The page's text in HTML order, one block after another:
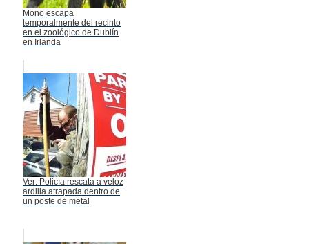
Mono escapa
temporalmente del recinto
en el zoológico de Dublín
en Irlanda
Ver: Policía rescata a veloz
ardilla atrapada dentro de
un poste de metal